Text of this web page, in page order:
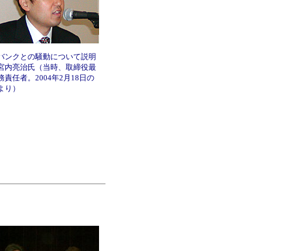
ンクとの騒動について説明
内亮治氏（当時、取締役最
責任者。2004年2月18日の
り）